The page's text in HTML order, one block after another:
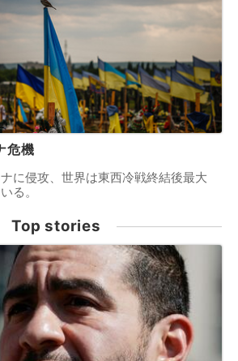
危機
に侵攻、世界は東西冷戦終結後最大
る。
Top stories